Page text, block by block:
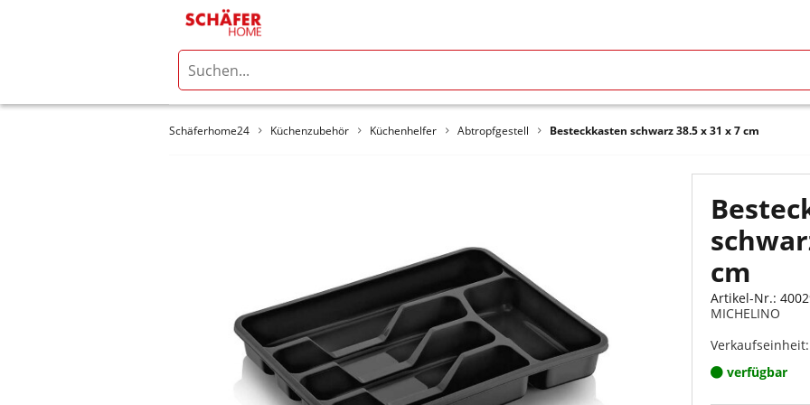
Schäferhome24 Küchenzubehör Küchenhelfer Abtropfgestell Besteckkasten schwarz 38.5 x 31 x 7 cm
cm
Artikel-Nr.:
MICHELINO
verfügbar